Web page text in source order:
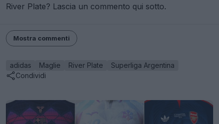
River Plate? Lascia un commento qui sotto.
Mostra commenti
adidas Maglie River Plate
Superliga Argentina
Condividi